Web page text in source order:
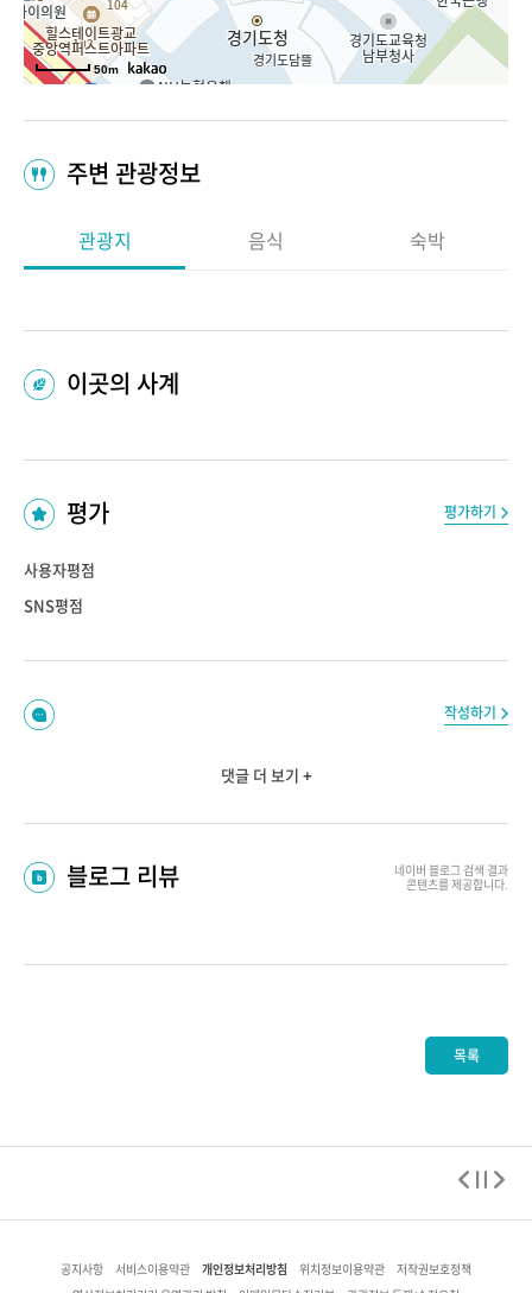
50m
주변 관광정보
관광지 음식 숙박
이곳의 사계
평가 평가하기
사용자평점
SNS평점
작성하기
댓글 더 보기 +
블로그 리뷰 네이버 블로그 검색 결과
콘텐츠를 제공합니다.
목록
공지사항 서비스이용약관 개인정보처리방침 위치정보이용약관 저작권보호정책